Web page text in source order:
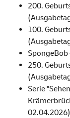
200.
100.
SpongeBob
250.
Serie
02.04.2026)